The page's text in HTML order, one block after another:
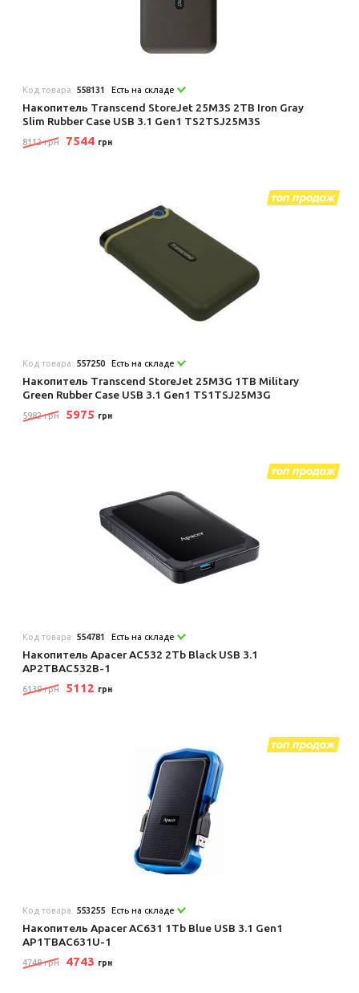
Код товара: 558131 Есть на складе
Накопитель Transcend StoreJet 25M3S 2TB Iron Gray
Slim Rubber Case USB 3.1 Gen1 TS2TSJ25M3S
8112 грн 7544 грн
Код товара: 557250 Есть на складе
Накопитель Transcend StoreJet 25M3G 1TB Military
Green Rubber Case USB 3.1 Gen1 TS1TSJ25M3G
5982 грн 5975 грн
Код товара: 554781 Есть на складе
Накопитель Apacer AC532 2Tb Black USB 3.1
AP2TBAC532B-1
6139 грн 5112 грн
Код товара: 553255 Есть на складе
Накопитель Apacer AC631 1Tb Blue USB 3.1 Gen1
AP1TBAC631U-1
4748 грн 4743 грн